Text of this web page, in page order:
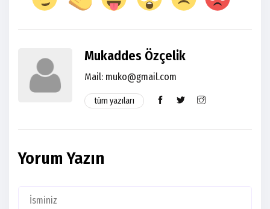
Mukaddes Özçelik
Mail: muko@gmail.com
tüm yazıları
Yorum Yazın